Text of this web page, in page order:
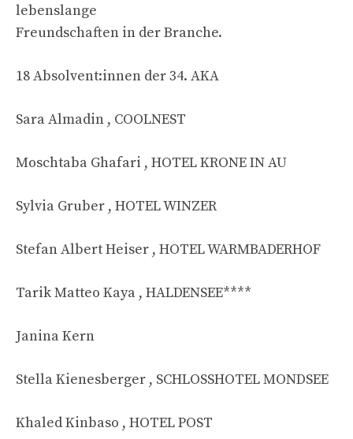
lebenslange
Freundschaften in der Branche.
18 Absolvent:innen der 34. AKA
Sara Almadin , COOLNEST
Moschtaba Ghafari , HOTEL KRONE IN AU
Sylvia Gruber , HOTEL WINZER
Stefan Albert Heiser , HOTEL WARMBADERHOF
Tarik Matteo Kaya , HALDENSEE****
Janina Kern
Stella Kienesberger , SCHLOSSHOTEL MONDSEE
Khaled Kinbaso , HOTEL POST